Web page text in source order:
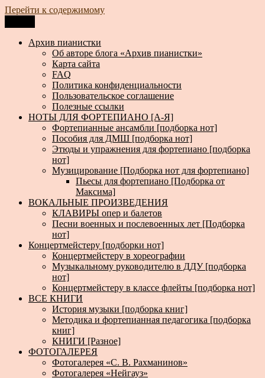
Перейти к содержимому
Архив пианистки
Всё для пианистов: ноты, книги, музыка, статьи…
Архив пианистки
Об авторе блога «Архив пианистки»
Карта сайта
FAQ
Политика конфиденциальности
Пользовательское соглашение
Полезные ссылки
НОТЫ ДЛЯ ФОРТЕПИАНО [А-Я]
Фортепианные ансамбли [подборка нот]
Пособия для ДМШ [подборка нот]
Этюды и упражнения для фортепиано [подборка
нот]
Музицирование [Подборка нот для фортепиано]
Пьесы для фортепиано [Подборка от
Максима]
ВОКАЛЬНЫЕ ПРОИЗВЕДЕНИЯ
КЛАВИРЫ опер и балетов
Песни военных и послевоенных лет [Подборка
нот]
Концертмейстеру [подборки нот]
Концертмейстеру в хореографии
Музыкальному руководителю в ДДУ [подборка
нот]
Концертмейстеру в классе флейты [подборка нот]
ВСЕ КНИГИ
История музыки [подборка книг]
Методика и фортепианная педагогика [подборка
книг]
КНИГИ [Разное]
ФОТОГАЛЕРЕЯ
Фотогалерея «С. В. Рахманинов»
Фотогалерея «Нейгауз»